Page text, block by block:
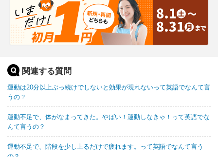
関連する質問
運動は20分以上ぶっ続けでしないと効果が現れないって英語でなんて言
うの？
運動不足で、体がなまってきた。やばい！運動しなきゃ！って英語でな
んて言うの？
運動不足で、階段を少し上るだけで疲れます。って英語でなんて言う